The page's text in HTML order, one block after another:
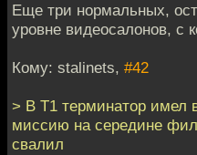
Еще три нормальных,
уровне видеосалонов, с
Кому: stalinets, #42
> В Т1 терминатор имел
миссию на середине
свалил